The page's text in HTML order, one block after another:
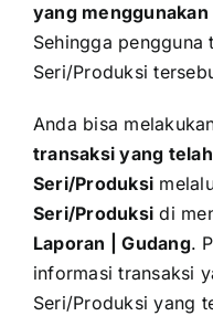
yang
Sehingga
Seri/Produksi
Anda bisa
transaksi yang
Seri/Produksi
Seri/Produksi di
Laporan | Gudang.
informasi transaksi
Seri/Produksi yang